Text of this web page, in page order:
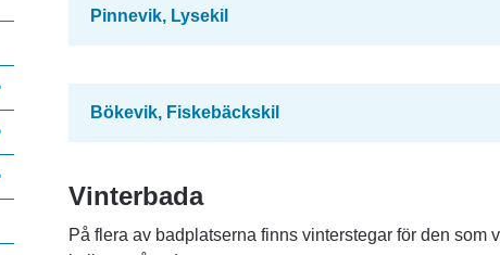
Pinnevik, Lysekil
Bökevik, Fiskebäckskil
Vinterbada
På flera av badplatserna finns vinterstegar för den som